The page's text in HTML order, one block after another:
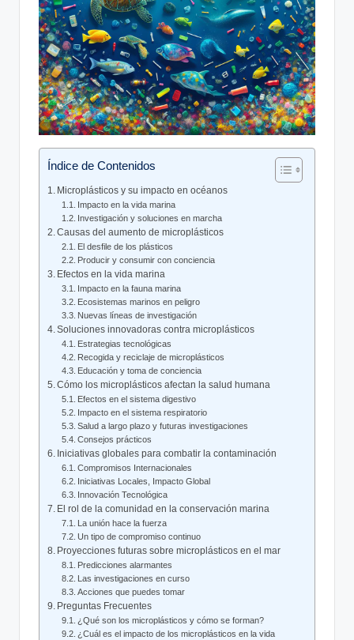
Índice de Contenidos
Microplásticos y su impacto en océanos
Impacto en la vida marina
Investigación y soluciones en marcha
Causas del aumento de microplásticos
El desfile de los plásticos
Producir y consumir con conciencia
Efectos en la vida marina
Impacto en la fauna marina
Ecosistemas marinos en peligro
Nuevas líneas de investigación
Soluciones innovadoras contra microplásticos
Estrategias tecnológicas
Recogida y reciclaje de microplásticos
Educación y toma de conciencia
Cómo los microplásticos afectan la salud humana
Efectos en el sistema digestivo
Impacto en el sistema respiratorio
Salud a largo plazo y futuras investigaciones
Consejos prácticos
Iniciativas globales para combatir la contaminación
Compromisos Internacionales
Iniciativas Locales, Impacto Global
Innovación Tecnológica
El rol de la comunidad en la conservación marina
La unión hace la fuerza
Un tipo de compromiso continuo
Proyecciones futuras sobre microplásticos en el mar
Predicciones alarmantes
Las investigaciones en curso
Acciones que puedes tomar
Preguntas Frecuentes
¿Qué son los microplásticos y cómo se forman?
¿Cuál es el impacto de los microplásticos en la vida